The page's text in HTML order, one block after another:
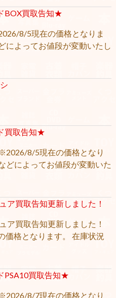
BOX買取告知★
8/5現在の価格となりま
によってお値段が変動いたし
買取告知★
8/5現在の価格となり
どによってお値段が変動いた
ア買取告知更新しました！
ア買取告知更新しました！
格となります。 在庫状況
PSA10買取告知★
8/7現在の価格となり